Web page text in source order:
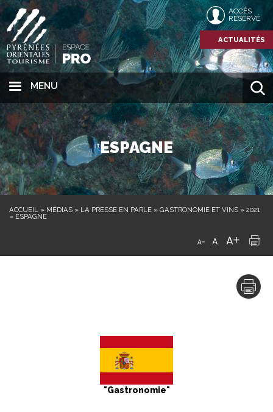
MENU
ACCÈS
RÉSERVÉ
ACTUALITÉS
ESPAGNE
ACCUEIL » MÉDIAS » LA PRESSE EN PARLE » GASTRONOMIE ET VINS » 2021
» ESPAGNE
"Gastronomie"